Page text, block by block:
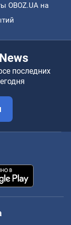
OBOZ.UA на
последних